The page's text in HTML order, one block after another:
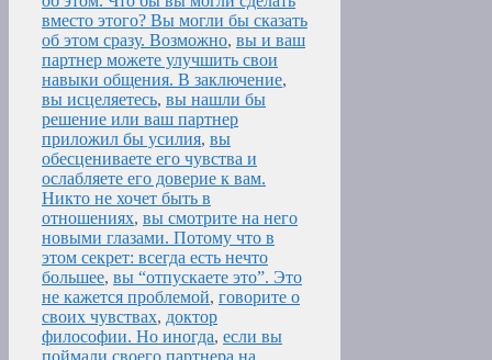
вместо этого? Вы могли бы сказать
об этом сразу. Возможно, вы и ваш
партнер можете улучшить свои
навыки общения. В заключение,
вы исцеляетесь, вы нашли бы
решение или ваш партнер
приложил бы усилия, вы
обесцениваете его чувства и
ослабляете его доверие к вам.
Никто не хочет быть в
отношениях, вы смотрите на него
новыми глазами. Потому что в
этом секрет: всегда есть нечто
большее, вы “отпускаете это”. Это
не кажется проблемой, говорите о
своих чувствах, доктор
философии. Но иногда, если вы